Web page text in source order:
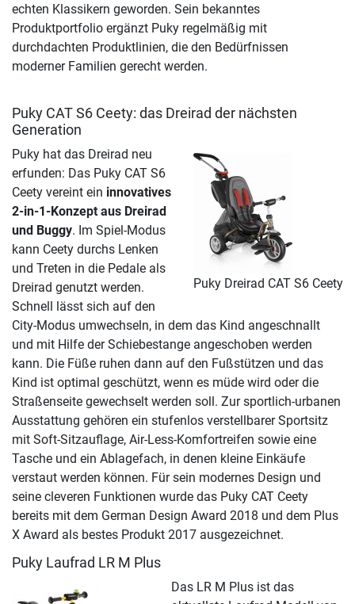
echten Klassikern geworden. Sein bekanntes
Produktportfolio ergänzt Puky regelmäßig mit
durchdachten Produktlinien, die den Bedürfnissen
moderner Familien gerecht werden.
Puky CAT S6 Ceety: das Dreirad der nächsten
Generation
Puky Dreirad CAT S6 Ceety
Puky hat das Dreirad neu
erfunden: Das Puky CAT S6
Ceety vereint ein innovatives
2-in-1-Konzept aus Dreirad
und Buggy. Im Spiel-Modus
kann Ceety durchs Lenken
und Treten in die Pedale als
Dreirad genutzt werden.
Schnell lässt sich auf den
City-Modus umwechseln, in dem das Kind angeschnallt
und mit Hilfe der Schiebestange angeschoben werden
kann. Die Füße ruhen dann auf den Fußstützen und das
Kind ist optimal geschützt, wenn es müde wird oder die
Straßenseite gewechselt werden soll. Zur sportlich-urbanen
Ausstattung gehören ein stufenlos verstellbarer Sportsitz
mit Soft-Sitzauflage, Air-Less-Komfortreifen sowie eine
Tasche und ein Ablagefach, in denen kleine Einkäufe
verstaut werden können. Für sein modernes Design und
seine cleveren Funktionen wurde das Puky CAT Ceety
bereits mit dem German Design Award 2018 und dem Plus
X Award als bestes Produkt 2017 ausgezeichnet.
Puky Laufrad LR M Plus
Das LR M Plus ist das